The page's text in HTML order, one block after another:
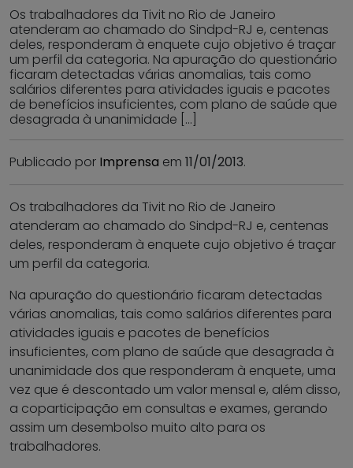
Os trabalhadores da Tivit no Rio de Janeiro
atenderam ao chamado do Sindpd-RJ e, centenas
deles, responderam à enquete cujo objetivo é traçar
um perfil da categoria. Na apuração do questionário
ficaram detectadas várias anomalias, tais como
salários diferentes para atividades iguais e pacotes
de benefícios insuficientes, com plano de saúde que
desagrada à unanimidade […]
Publicado por Imprensa em 11/01/2013.
Os trabalhadores da Tivit no Rio de Janeiro
atenderam ao chamado do Sindpd-RJ e, centenas
deles, responderam à enquete cujo objetivo é traçar
um perfil da categoria.
Na apuração do questionário ficaram detectadas
várias anomalias, tais como salários diferentes para
atividades iguais e pacotes de benefícios
insuficientes, com plano de saúde que desagrada à
unanimidade dos que responderam à enquete, uma
vez que é descontado um valor mensal e, além disso,
a coparticipação em consultas e exames, gerando
assim um desembolso muito alto para os
trabalhadores.